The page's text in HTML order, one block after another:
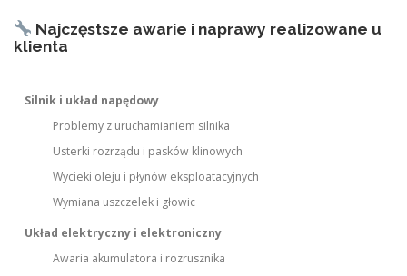
Najczęstsze awarie i naprawy realizowane u
klienta
Silnik i układ napędowy
Problemy z uruchamianiem silnika
Usterki rozrządu i pasków klinowych
Wycieki oleju i płynów eksploatacyjnych
Wymiana uszczelek i głowic
Układ elektryczny i elektroniczny
Awaria akumulatora i rozrusznika